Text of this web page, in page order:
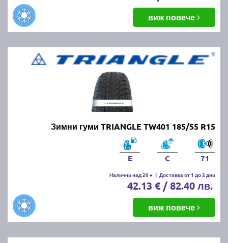
виж повече
Зимни гуми TRIANGLE TW401 185/55 R15
E C 71
Налични над 20 + | Доставка от 1 до 2 дни
42.13 € / 82.40 лв.
виж повече